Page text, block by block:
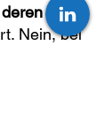
deren
Nein, bei